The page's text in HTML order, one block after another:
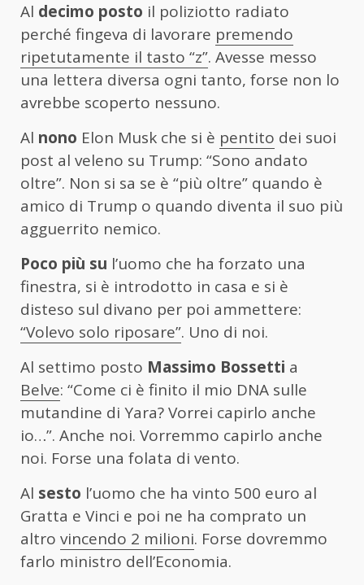
Al decimo posto il poliziotto radiato
perché fingeva di lavorare premendo
ripetutamente il tasto “z”. Avesse messo
una lettera diversa ogni tanto, forse non lo
avrebbe scoperto nessuno.
Al nono Elon Musk che si è pentito dei suoi
post al veleno su Trump: “Sono andato
oltre”. Non si sa se è “più oltre” quando è
amico di Trump o quando diventa il suo più
agguerrito nemico.
Poco più su l’uomo che ha forzato una
finestra, si è introdotto in casa e si è
disteso sul divano per poi ammettere:
“Volevo solo riposare”. Uno di noi.
Al settimo posto Massimo Bossetti a
Belve: “Come ci è finito il mio DNA sulle
mutandine di Yara? Vorrei capirlo anche
io…”. Anche noi. Vorremmo capirlo anche
noi. Forse una folata di vento.
Al sesto l’uomo che ha vinto 500 euro al
Gratta e Vinci e poi ne ha comprato un
altro vincendo 2 milioni. Forse dovremmo
farlo ministro dell’Economia.